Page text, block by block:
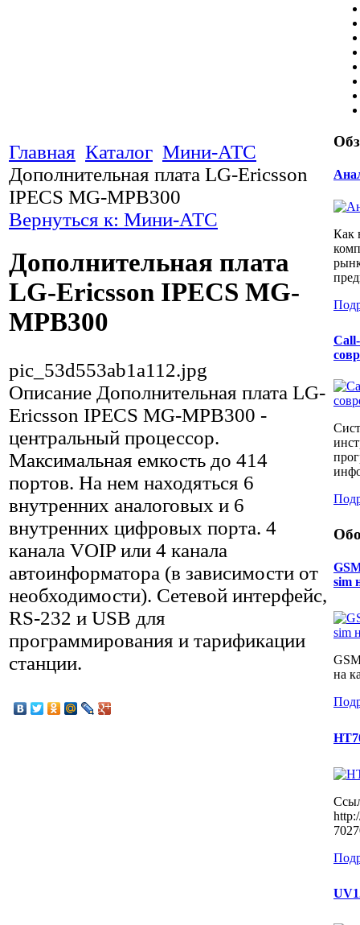
Главная Каталог Мини-АТС
Дополнительная плата LG-Ericsson
IPECS MG-MPB300
Вернуться к: Мини-АТС
Дополнительная плата
LG-Ericsson IPECS MG-
MPB300
pic_53d553ab1a112.jpg
Описание Дополнительная плата LG-
Ericsson IPECS MG-MPB300 -
центральный процессор.
Максимальная емкость до 414
портов. На нем находяться 6
внутренних аналоговых и 6
внутренних цифровых порта. 4
канала VOIP или 4 канала
автоинформатора (в зависимости от
необходимости). Сетевой интерфейс,
RS-232 и USB для
программирования и тарификации
станции.
Как
sim
на